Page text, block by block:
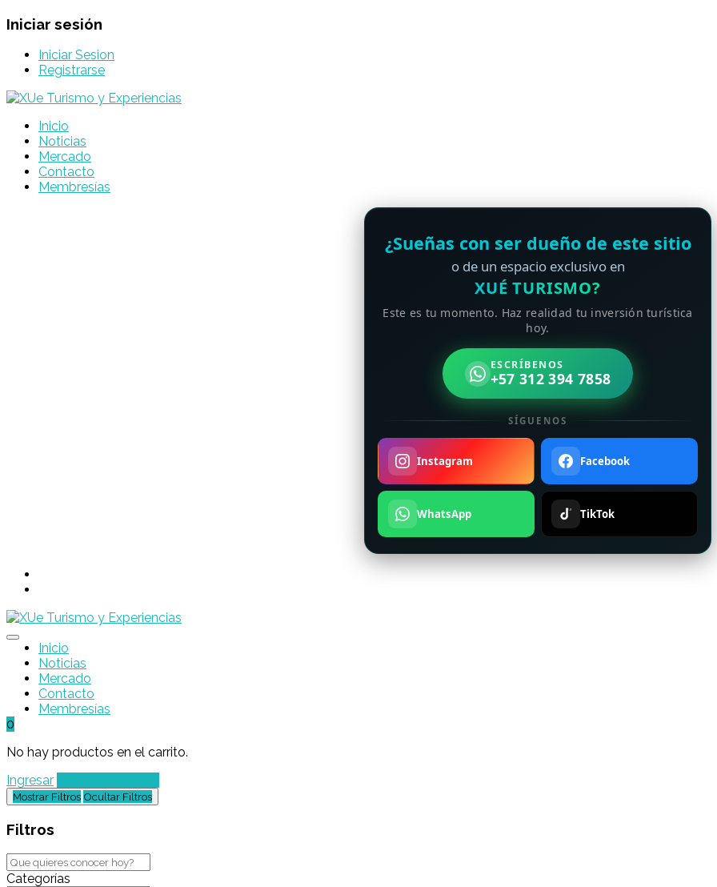
Iniciar sesión
Iniciar Sesion
Registrarse
Inicio
Noticias
Mercado
Contacto
Membresías
¿Sueñas con ser dueño de este sitio
o de un espacio exclusivo en
XUÉ TURISMO?
Este es tu momento. Haz realidad tu inversión turística
hoy.
ESCRÍBENOS
+57 312 394 7858
SÍGUENOS
Instagram Facebook
WhatsApp TikTok
Inicio
Noticias
Mercado
Contacto
Membresías
0
No hay productos en el carrito.
Ingresar
Mostrar Filtros Ocultar Filtros
Filtros
Categorías